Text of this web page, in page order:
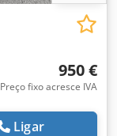
950 €
Preço fixo acresce IVA
Ligar